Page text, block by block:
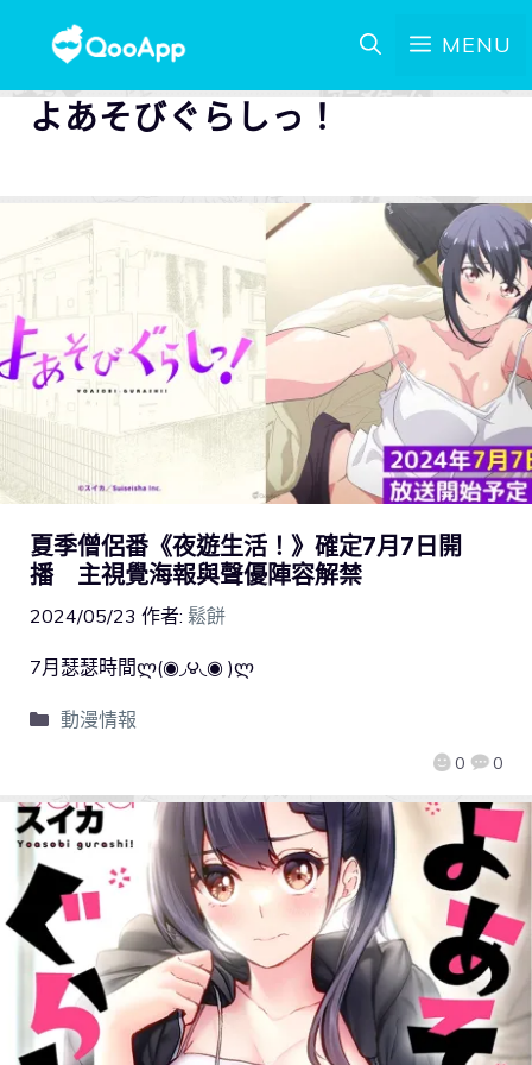
MENU
よあそびぐらしっ！
夏季僧侶番《夜遊生活！》確定7月7日開
播 主視覺海報與聲優陣容解禁
2024/05/23 作者: 鬆餅
0 0
7月瑟瑟時間ლ(◉◞౪◟◉ )ლ
動漫情報